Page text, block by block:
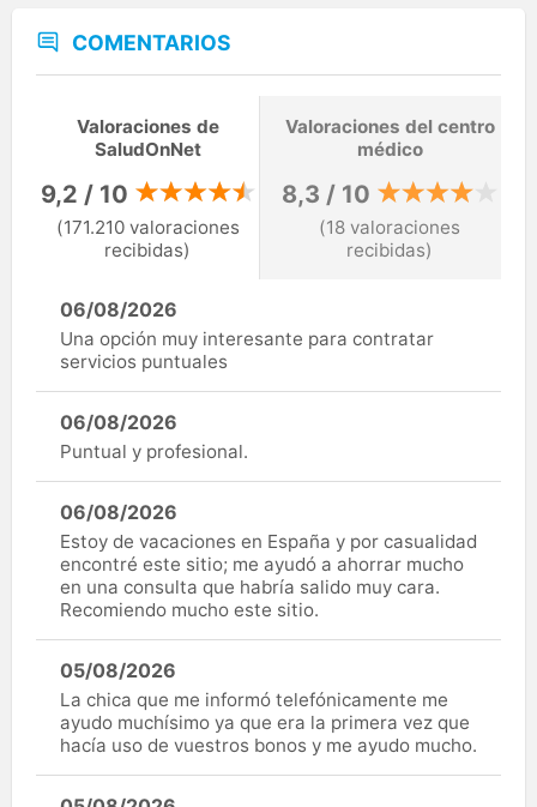
COMENTARIOS
Valoraciones de
SaludOnNet
9,2 / 10
(171.210 valoraciones
recibidas)
Valoraciones del centro
médico
8,3 / 10
(18 valoraciones
recibidas)
06/08/2026
Una opción muy interesante para contratar
servicios puntuales
06/08/2026
Puntual y profesional.
06/08/2026
Estoy de vacaciones en España y por casualidad
encontré este sitio; me ayudó a ahorrar mucho
en una consulta que habría salido muy cara.
Recomiendo mucho este sitio.
05/08/2026
La chica que me informó telefónicamente me
ayudo muchísimo ya que era la primera vez que
hacía uso de vuestros bonos y me ayudo mucho.